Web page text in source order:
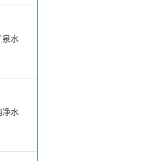
泉水
净水